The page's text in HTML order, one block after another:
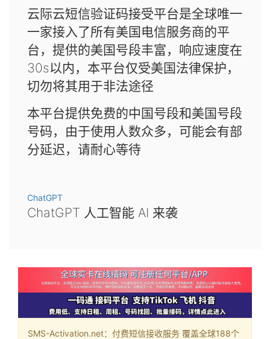
云际云短信验证码接受平台是全球唯一
一家接入了所有美国电信服务商的平
台，提供的美国号段丰富，响应速度在
30s以内，本平台仅受美国法律保护，
切勿将其用于非法途径
本平台提供免费的中国号段和美国号段
号码，由于使用人数众多，可能会有部
分延迟，请耐心等待
ChatGPT
ChatGPT 人工智能 AI 来袭
SMS-Activation.net：付费短信接收服务 覆盖全球188个